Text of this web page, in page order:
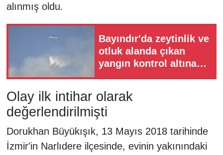
alınmış oldu.
Bayındır'da zeytinlik ve
otluk alanda çıkan
yangın kontrol altına
Olay ilk intihar olarak
değerlendirilmişti
Dorukhan Büyükışık, 13 Mayıs 2018 tarihinde
İzmir'in Narlıdere ilçesinde, evinin yakınındaki